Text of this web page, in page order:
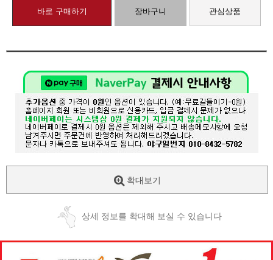
바로 구매하기 장바구니 관심상품
확대보기
상세 정보를 확대해 보실 수 있습니다